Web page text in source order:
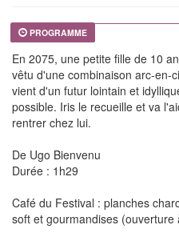
PROGRAMME
En 2075, une petite fille de 10
vêtu d'une combinaison arc-en-
vient d'un futur lointain et
possible. Iris le recueille et va
rentrer chez lui.
De Ugo Bienvenu
Durée : 1h29
Café du Festival : planches
soft et gourmandises (ouverture